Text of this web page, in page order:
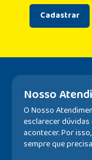
Cadastrar
Nosso
O Nosso
esclarecer
acontecer. Por
sempre que